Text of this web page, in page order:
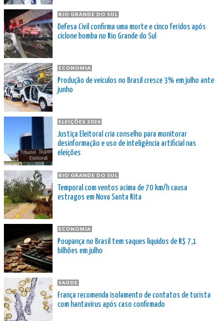
RIO GRANDE DO SUL
Defesa Civil confirma uma morte e cinco feridos após
ciclone bomba no Rio Grande do Sul
ECONOMIA
Produção de veículos no Brasil cresce 3% em julho ante
junho
ELEIÇÕES 2026
Justiça Eleitoral cria conselho para monitorar
desinformação e uso de inteligência artificial nas
eleições
RIO GRANDE DO SUL
Temporal com ventos acima de 70 km/h causa
estragos em Nova Santa Rita
ECONOMIA
Poupança no Brasil tem saques líquidos de R$ 7,1
bilhões em julho
SAÚDE
França recomenda isolamento de contatos de turista
com hantavírus após caso confirmado